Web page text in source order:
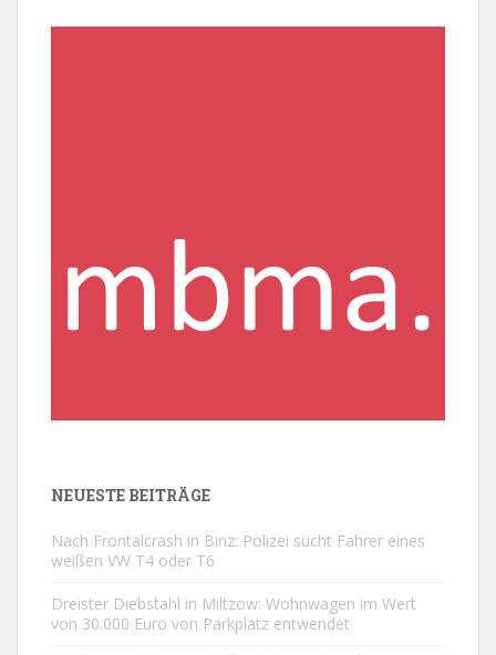
NEUESTE BEITRÄGE
Nach Frontalcrash in Binz: Polizei sucht Fahrer eines
weißen VW T4 oder T6
Dreister Diebstahl in Miltzow: Wohnwagen im Wert
von 30.000 Euro von Parkplatz entwendet